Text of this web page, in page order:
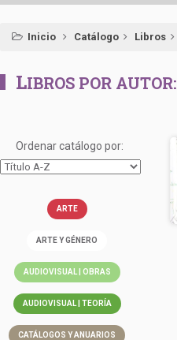
Inicio Catálogo Libros
LIBROS POR AUTOR:
Ordenar catálogo por:
ARTE
ARTE Y GÉNERO
AUDIOVISUAL | OBRAS
AUDIOVISUAL | TEORÍA
CATÁLOGOS Y ANUARIOS